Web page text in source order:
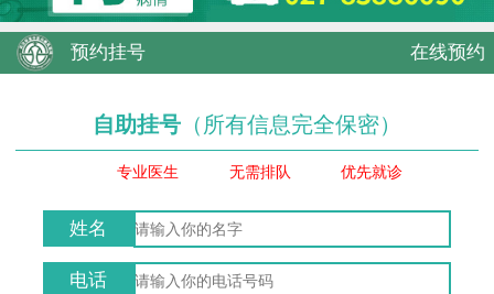
预约挂号 在线预约
自助挂号 （所有信息完全保密）
专业医生 无需排队 优先就诊
姓名
电话